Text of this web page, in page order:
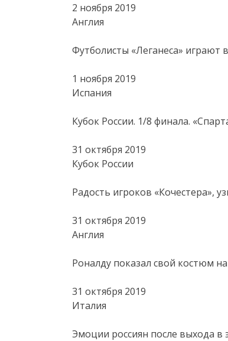
2 ноября 2019
Англия
Футболисты «Леганеса»
1 ноября 2019
Испания
Кубок России. 1/8 финала.
31 октября 2019
Кубок России
Радость игроков «Кочестера»,
31 октября 2019
Англия
Роналду показал свой костюм
31 октября 2019
Италия
Эмоции россиян после выхода в